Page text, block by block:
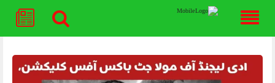
content